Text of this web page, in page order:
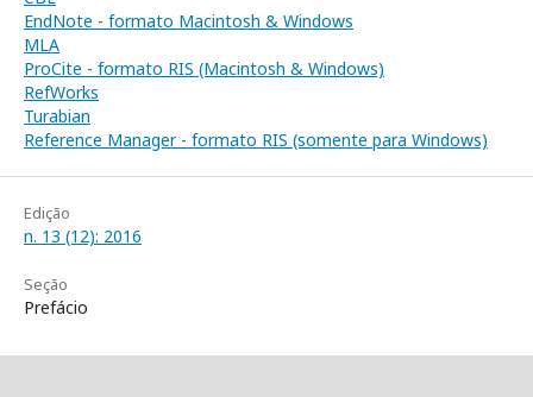
EndNote - formato Macintosh & Windows
MLA
ProCite - formato RIS (Macintosh & Windows)
RefWorks
Turabian
Reference Manager - formato RIS (somente para Windows)
Edição
n. 13 (12): 2016
Seção
Prefácio